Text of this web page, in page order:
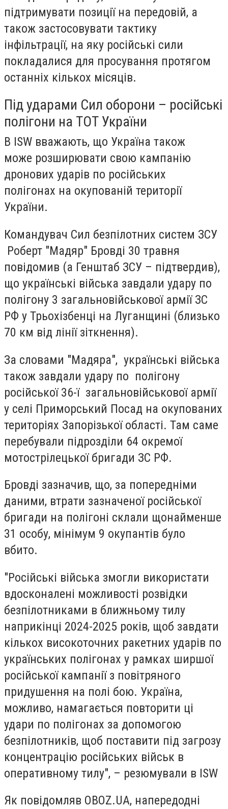
підтримувати позиції на передовій, а
також застосовувати тактику
інфільтрації, на яку російські сили
покладалися для просування протягом
останніх кількох місяців.
Під ударами Сил оборони – російські
полігони на ТОТ України
В ISW вважають, що Україна також
може розширювати свою кампанію
дронових ударів по російських
полігонах на окупованій території
України.
Командувач Сил безпілотних систем ЗСУ
Роберт "Мадяр" Бровді 30 травня
повідомив (а Генштаб ЗСУ – підтвердив),
що українські війська завдали удару по
полігону 3 загальновійськової армії ЗС
РФ у Трьохізбенці на Луганщині (близько
70 км від лінії зіткнення).
За словами "Мадяра", українські війська
також завдали удару по полігону
російської 36-ї загальновійськової армії
у селі Приморський Посад на окупованих
територіях Запорізької області. Там саме
перебували підрозділи 64 окремої
мотострілецької бригади ЗС РФ.
Бровді зазначив, що, за попередніми
даними, втрати зазначеної російської
бригади на полігоні склали щонайменше
31 особу, мінімум 9 окупантів було
вбито.
"Російські війська змогли використати
вдосконалені можливості розвідки
безпілотниками в ближньому тилу
наприкінці 2024-2025 років, щоб завдати
кількох високоточних ракетних ударів по
українських полігонах у рамках ширшої
російської кампанії з повітряного
придушення на полі бою. Україна,
можливо, намагається повторити ці
удари по полігонах за допомогою
безпілотників, щоб поставити під загрозу
концентрацію російських військ в
оперативному тилу", – резюмували в ISW
Як повідомляв OBOZ.UA, напередодні